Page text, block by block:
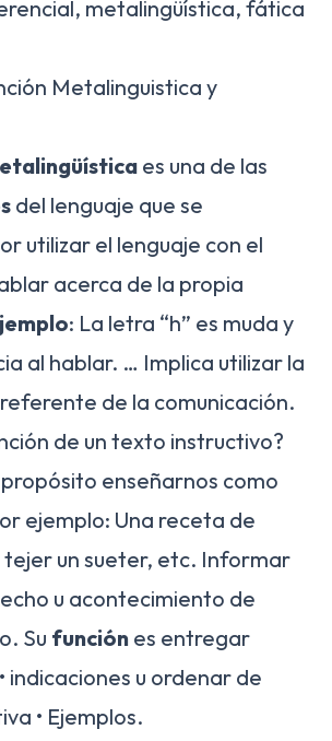
metalingüística, fática
Metalinguistica y
es una de las
del lenguaje que se
utilizar el lenguaje con el
acerca de la propia
: La letra “h” es muda y
al hablar. … Implica utilizar la
de la comunicación.
de un texto instructivo?
enseñarnos como
ejemplo: Una receta de
tejer un sueter, etc. Informar
u acontecimiento de
Su función es entregar
indicaciones u ordenar de
• Ejemplos.